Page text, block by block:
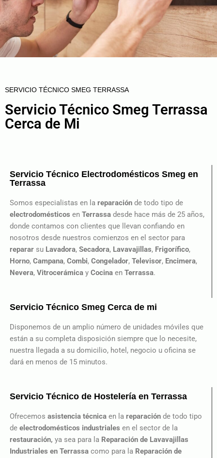
SERVICIO TÉCNICO SMEG TERRASSA
Servicio Técnico Smeg Terrassa
Cerca de Mi
Servicio Técnico Electrodomésticos Smeg en
Terrassa
Somos especialistas en la reparación de todo tipo de
electrodomésticos en Terrassa desde hace más de 25 años,
donde contamos con clientes que llevan confiando en
nosotros desde nuestros comienzos en el sector para
reparar su Lavadora, Secadora, Lavavajillas, Frigorífico,
Horno, Campana, Combi, Congelador, Televisor, Encimera,
Nevera, Vitrocerámica y Cocina en Terrassa.
Servicio Técnico Smeg Cerca de mi
Disponemos de un amplio número de unidades móviles que
están a su completa disposición siempre que lo necesite,
nuestra llegada a su domicilio, hotel, negocio u oficina se
dará en menos de 15 minutos.
Servicio Técnico de Hostelería en Terrassa
Ofrecemos asistencia técnica en la reparación de todo tipo
de electrodomésticos industriales en el sector de la
restauración, ya sea para la Reparación de Lavavajillas
Industriales en Terrassa como para la Reparación de